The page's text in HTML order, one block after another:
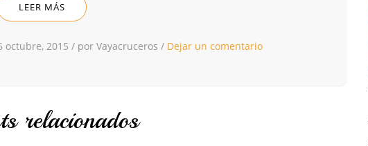
LEER MÁS
octubre, 2015 / por Vayacruceros / Dejar un comentario
relacionados